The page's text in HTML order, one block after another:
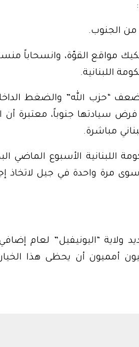
من الجنوب.
مواقع القوّة، وانسحاباً
اللبنانية.
“حزب الله” والضغط
فرض سيادتها جنوباً، معتبرة أن
مباشرة.
اللبنانية الأسبوع الماضي
مرة واحدة في جيل لاتخاذ
ولاية “اليونيفيل” لعام
أمميون أن يحظى هذا